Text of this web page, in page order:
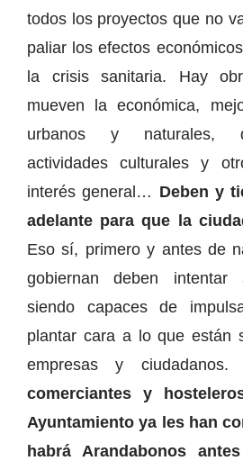
todos los proyectos que no
paliar los efectos
la crisis sanitaria. Hay
mueven la económica,
urbanos y naturales,
actividades culturales y
interés general… Deben y
adelante para que la
Eso sí, primero y antes de
gobiernan deben
siendo capaces de
plantar cara a lo que están
empresas y ciudadanos.
comerciantes y
Ayuntamiento ya les han
habrá Arandabonos